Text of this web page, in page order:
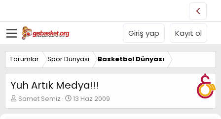
Giriş yap Kayıt ol
Forumlar Spor Dünyası Basketbol Dünyası
Yuh Artık Medya!!!
K
o
Samet Semiz
B
a
13 Haz 2009